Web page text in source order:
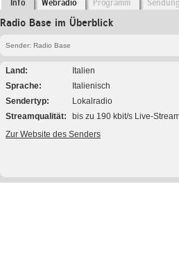
Info Webradio Programm
Radio Base im Überblick
Sender: Radio Base
Land
Italien
Sprache
Italienisch
Sendertyp
Lokalradio
Streamqualität
bis zu 190 kbit/s Live-
Zur Website des Senders